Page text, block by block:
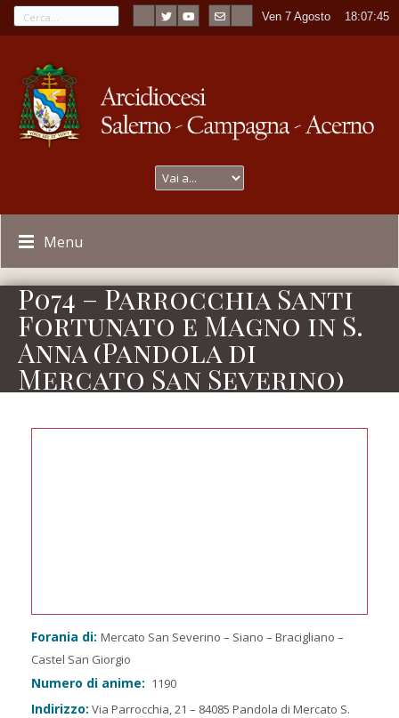
Ven 7 Agosto 18:07:45
Menu
P074 – Parrocchia Santi
Fortunato e Magno in S.
Anna (Pandola di
Mercato San Severino)
Forania di: Mercato San Severino – Siano – Bracigliano –
Castel San Giorgio
Numero di anime: 1190
Indirizzo: Via Parrocchia, 21 – 84085 Pandola di Mercato S.